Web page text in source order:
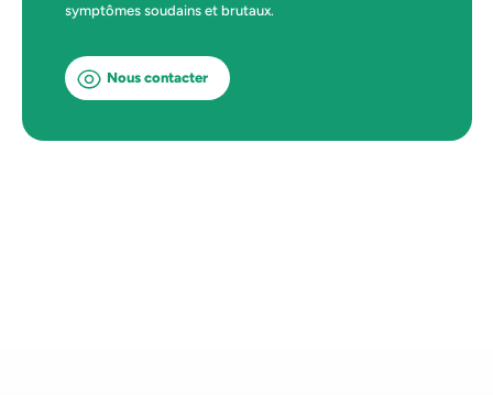
symptômes soudains et brutaux.
Nous contacter